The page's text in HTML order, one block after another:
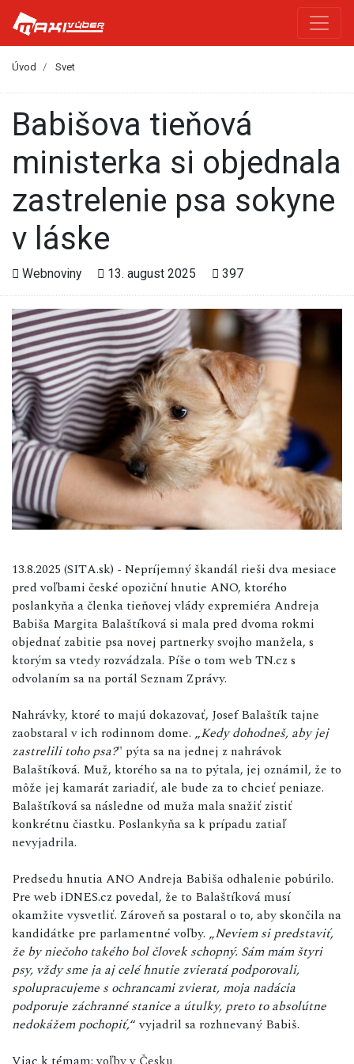
Úvod Svet
Babišova tieňová
ministerka si objednala
zastrelenie psa sokyne
v láske
Webnoviny 13. august 2025 397
13.8.2025 (SITA.sk) - Nepríjemný škandál rieši dva mesiace
pred voľbami české opoziční hnutie ANO, ktorého
poslankyňa a členka tieňovej vlády expremiéra Andreja
Babiša Margita Balaštíková si mala pred dvoma rokmi
objednať zabitie psa novej partnerky svojho manžela, s
ktorým sa vtedy rozvádzala. Píše o tom web TN.cz s
odvolaním sa na portál Seznam Zprávy.
Nahrávky, ktoré to majú dokazovať, Josef Balaštík tajne
zaobstaral v ich rodinnom dome. „Kedy dohodneš, aby jej
zastrelili toho psa?" pýta sa na jednej z nahrávok
Balaštíková. Muž, ktorého sa na to pýtala, jej oznámil, že to
môže jej kamarát zariadiť, ale bude za to chcieť peniaze.
Balaštíková sa následne od muža mala snažiť zistiť
konkrétnu čiastku. Poslankyňa sa k prípadu zatiaľ
nevyjadrila.
Predsedu hnutia ANO Andreja Babiša odhalenie pobúrilo.
Pre web iDNES.cz povedal, že to Balaštíková musí
okamžite vysvetliť. Zároveň sa postaral o to, aby skončila na
kandidátke pre parlamentné voľby. „Neviem si predstaviť,
že by niečoho takého bol človek schopný. Sám mám štyri
psy, vždy sme ja aj celé hnutie zvieratá podporovali,
spolupracujeme s ochrancami zvierat, moja nadácia
podporuje záchranné stanice a útulky, preto to absolútne
nedokážem pochopiť,“ vyjadril sa rozhnevaný Babiš.